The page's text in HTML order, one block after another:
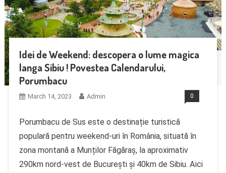
Idei de Weekend: descopera o lume magica
langa Sibiu ! Povestea Calendarului,
Porumbacu
March 14, 2023 Admin 0
Porumbacu de Sus este o destinație turistică
populară pentru weekend-uri în România, situată în
zona montană a Munților Făgăraș, la aproximativ
290km nord-vest de București și 40km de Sibiu. Aici